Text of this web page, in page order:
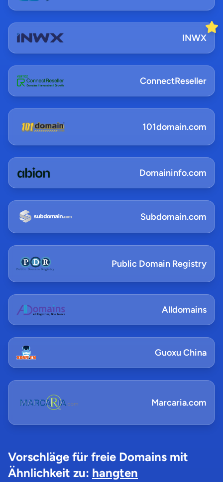
INWX
ConnectReseller
101domain.com
Domaininfo.com
Subdomain.com
Public Domain Registry
Alldomains
Guoxu China
Marcaria.com
Vorschläge für freie Domains mit
Ähnlichkeit zu: hangten